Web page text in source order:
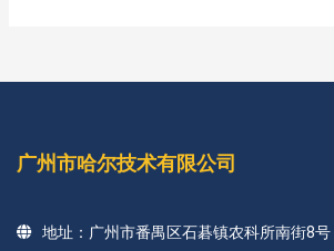
广州市哈尔技术有限公司
地址：广州市番禺区石碁镇农科所南街8号